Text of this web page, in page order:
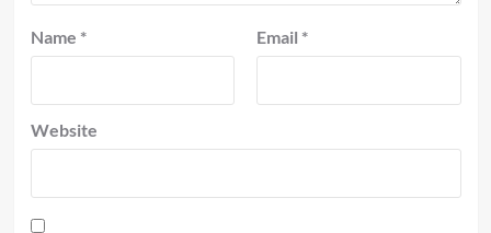
Name * Email *
Website